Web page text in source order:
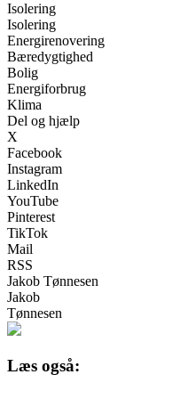
Isolering
Isolering
Energirenovering
Bæredygtighed
Bolig
Energiforbrug
Klima
Del og hjælp
X
Facebook
Instagram
LinkedIn
YouTube
Pinterest
TikTok
Mail
RSS
Jakob Tønnesen
Jakob
Tønnesen
Læs også: